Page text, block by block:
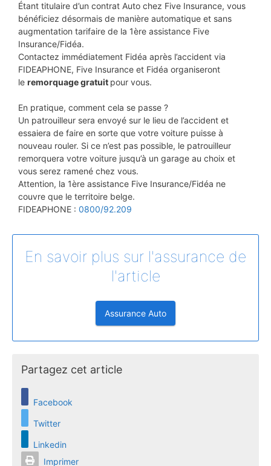
Partagez cet article
Facebook
Twitter
Linkedin
Imprimer
Étant titulaire d’un contrat Auto chez Five Insurance, vous
bénéficiez désormais de manière automatique et sans
augmentation tarifaire de la 1ère assistance Five
Insurance/Fidéa.
Contactez immédiatement Fidéa après l’accident via
FIDEAPHONE, Five Insurance et Fidéa organiseront
le remorquage gratuit pour vous.
En pratique, comment cela se passe ?
Un patrouilleur sera envoyé sur le lieu de l’accident et
essaiera de faire en sorte que votre voiture puisse à
nouveau rouler. Si ce n’est pas possible, le patrouilleur
remorquera votre voiture jusqu’à un garage au choix et
vous serez ramené chez vous.
Attention, la 1ère assistance Five Insurance/Fidéa ne
couvre que le territoire belge.
FIDEAPHONE : 0800/92.209
En savoir plus sur l'assurance de
l'article
Assurance Auto